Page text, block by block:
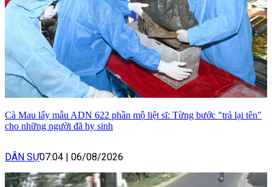
Cà Mau lấy mẫu ADN 622 phần mộ liệt sĩ: Từng bước "trả lại tên"
cho những người đã hy sinh
DÂN SỰ07:04 06/08/2026